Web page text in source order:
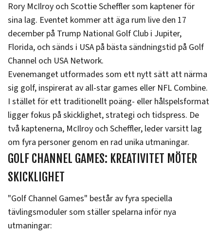
Rory McIlroy och Scottie Scheffler som kaptener för
sina lag. Eventet kommer att äga rum live den 17
december på Trump National Golf Club i Jupiter,
Florida, och sänds i USA på bästa sändningstid på Golf
Channel och USA Network.
Evenemanget utformades som ett nytt sätt att närma
sig golf, inspirerat av all-star games eller NFL Combine.
I stället för ett traditionellt poäng- eller hålspelsformat
ligger fokus på skicklighet, strategi och tidspress. De
två kaptenerna, McIlroy och Scheffler, leder varsitt lag
om fyra personer genom en rad unika utmaningar.
GOLF CHANNEL GAMES: KREATIVITET MÖTER
SKICKLIGHET
"Golf Channel Games" består av fyra speciella
tävlingsmoduler som ställer spelarna inför nya
utmaningar: